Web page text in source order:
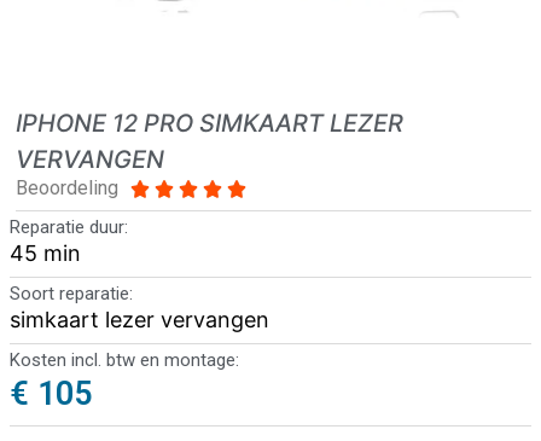
IPHONE 12 PRO SIMKAART LEZER
VERVANGEN
Beoordeling     
Reparatie duur:
45 min
Soort reparatie:
simkaart lezer vervangen
Kosten incl. btw en montage:
€ 105